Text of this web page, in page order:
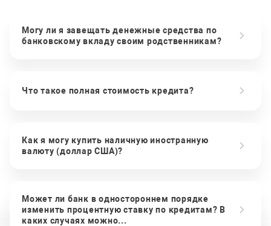
Могу ли я завещать денежные средства по
банковскому вкладу своим родственникам?
Что такое полная стоимость кредита?
Как я могу купить наличную иностранную
валюту (доллар США)?
Может ли банк в одностороннем порядке
изменить процентную ставку по кредитам? В
каких случаях можно...